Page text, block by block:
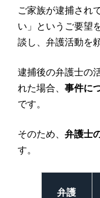
ご家族が逮捕され
い」というご要望
談し、弁護活動を
逮捕後の弁護士の
れた場合、 事件に
です。
そのため、 弁護士
す。
弁護